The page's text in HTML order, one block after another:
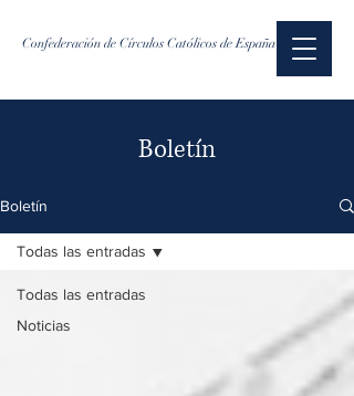
Confederación de Círculos Católicos de España
Boletín
Boletín
Todas las entradas
Noticias
Todas las entradas